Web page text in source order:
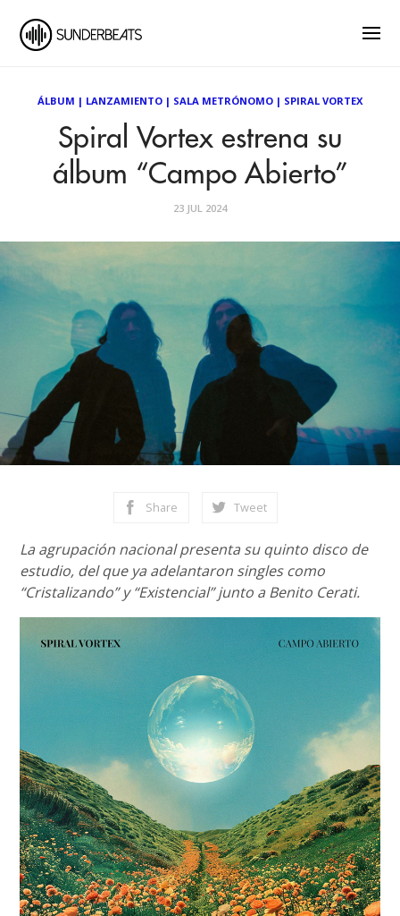
ÁLBUM | LANZAMIENTO | SALA METRÓNOMO | SPIRAL VORTEX
Spiral Vortex estrena su
álbum “Campo Abierto”
23 JUL 2024
Share Tweet
La agrupación nacional presenta su quinto disco de
estudio, del que ya adelantaron singles como
“Cristalizando” y “Existencial” junto a Benito Cerati.